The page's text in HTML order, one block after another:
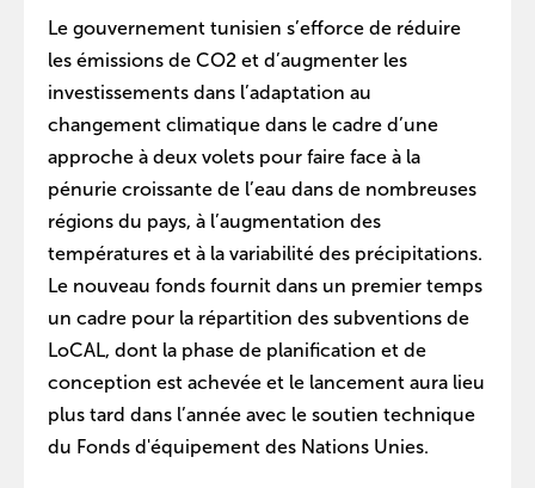
Le gouvernement tunisien s’efforce de réduire
les émissions de CO2 et d’augmenter les
investissements dans l’adaptation au
changement climatique dans le cadre d’une
approche à deux volets pour faire face à la
pénurie croissante de l’eau dans de nombreuses
régions du pays, à l’augmentation des
températures et à la variabilité des précipitations.
Le nouveau fonds fournit dans un premier temps
un cadre pour la répartition des subventions de
LoCAL, dont la phase de planification et de
conception est achevée et le lancement aura lieu
plus tard dans l’année avec le soutien technique
du Fonds d'équipement des Nations Unies.